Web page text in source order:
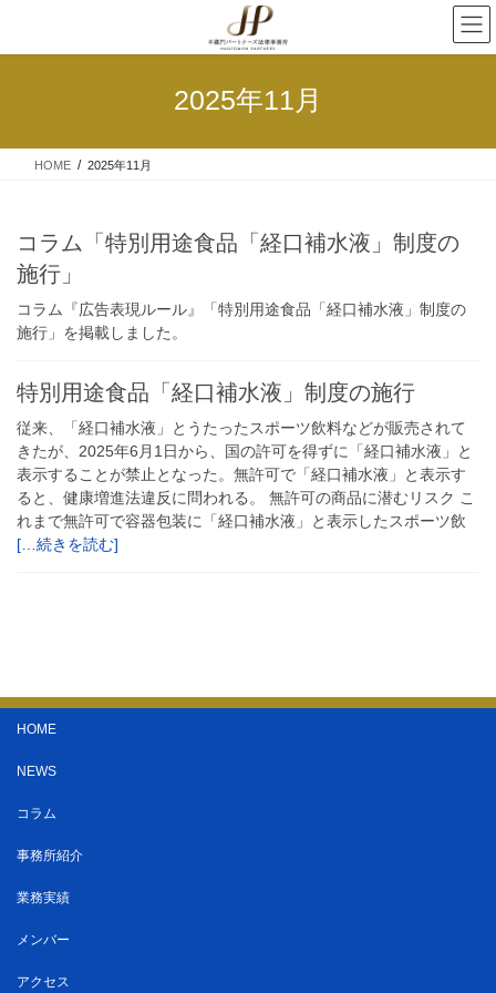
2025年11月
HOME 2025年11月
コラム「特別用途食品「経口補水液」制度の
施行」
コラム『広告表現ルール』「特別用途食品「経口補水液」制度の
施行」を掲載しました。
特別用途食品「経口補水液」制度の施行
従来、「経口補水液」とうたったスポーツ飲料などが販売されて
きたが、2025年6月1日から、国の許可を得ずに「経口補水液」と
表示することが禁止となった。無許可で「経口補水液」と表示す
ると、健康増進法違反に問われる。 無許可の商品に潜むリスク こ
れまで無許可で容器包装に「経口補水液」と表示したスポーツ飲
[…続きを読む]
HOME
NEWS
コラム
事務所紹介
業務実績
メンバー
アクセス